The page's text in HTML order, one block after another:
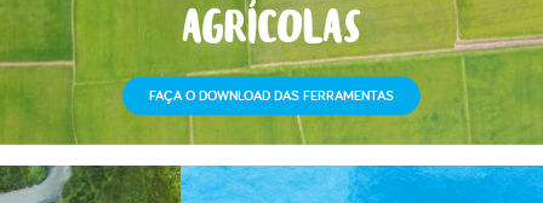
AGRÍCOLAS
FAÇA O DOWNLOAD DAS FERRAMENTAS